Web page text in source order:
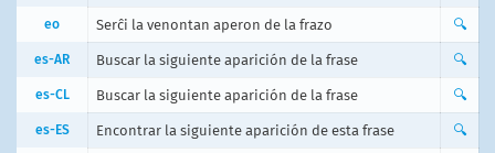
eo Serĉi la venontan aperon de la frazo 🔍
es-AR Buscar la siguiente aparición de la frase 🔍
es-CL Buscar la siguiente aparición de la frase 🔍
es-ES Encontrar la siguiente aparición de esta frase 🔍